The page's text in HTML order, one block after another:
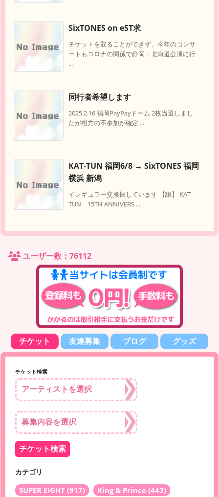
SixTONES on eST求
チケットを取ることができず、今年のコンサ
ートもコロナの関係で静岡・北海道公演に行
...
同行者希望します
2025.2.16 福岡PayPayドーム 2枚当選しまし
たが相方の不参加が確定 ...
KAT-TUN 福岡6/8 → SixTONES 福岡
横浜 新潟
イレギュラー交換探しています 【譲】 KAT-
TUN 15TH ANNIVERS ...
ユーザー数：76112
チケット 友達募集 ブログ グッズ
チケット検索
カテゴリ
SUPER EIGHT (917) King & Prince (443)